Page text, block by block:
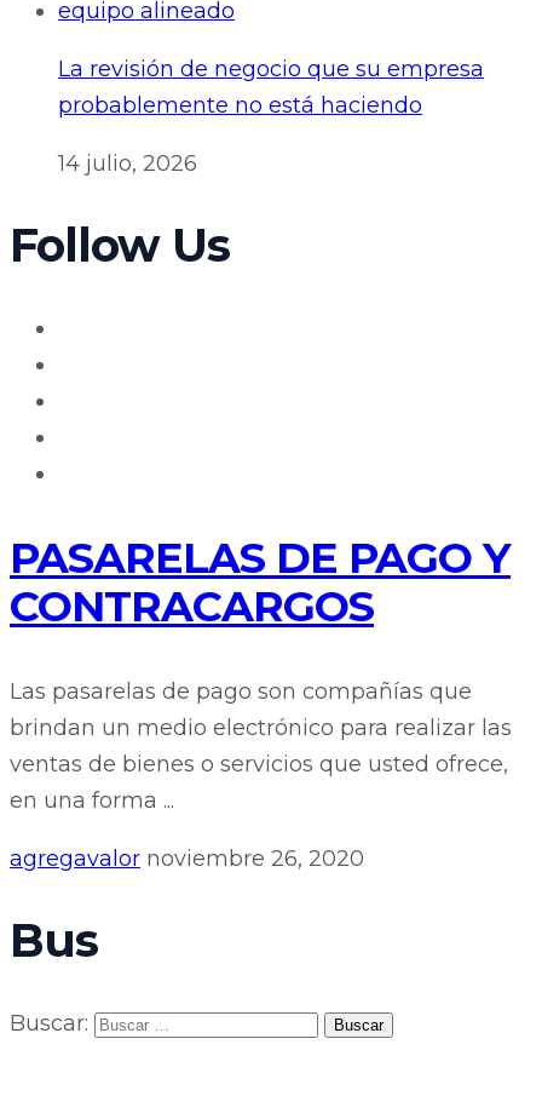
La revisión de negocio que su empresa
probablemente no está haciendo
14 julio, 2026
Follow Us
PASARELAS DE PAGO Y
CONTRACARGOS
Las pasarelas de pago son compañías que
brindan un medio electrónico para realizar las
ventas de bienes o servicios que usted ofrece,
en una forma ...
agregavalor noviembre 26, 2020
Bus
Buscar: